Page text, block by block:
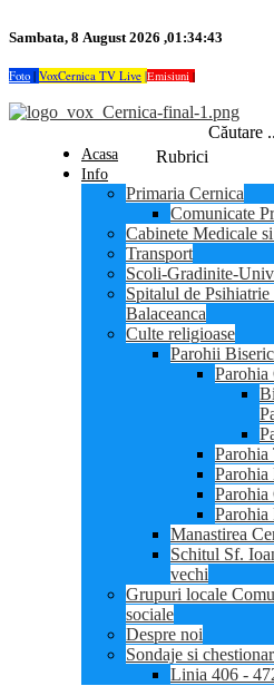
Sambata, 8 August 2026 ,01:34:43
Foto | VoxCernica TV Live |Emisiuni |
Căutare
Rubrici
Acasa
Info
Primaria Cernica
Comunicate
Cabinete Medicale
Transport
Scoli-Gradinite-
Spitalul de
Balaceanca
Culte religioase
Parohii
Parohia
Parohia
Parohia
Parohia
Parohia
Manastirea
Schitul Sf.
vechi
Grupuri locale
sociale
Despre noi
Sondaje si
Linia 406 -